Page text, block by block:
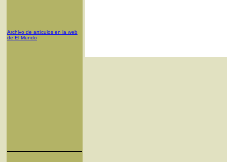
Archivo de artículos en la web
de El Mundo